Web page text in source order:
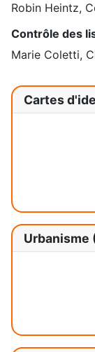
Robin Heintz,
Contrôle des
Marie Coletti,
Cartes
Urbanisme